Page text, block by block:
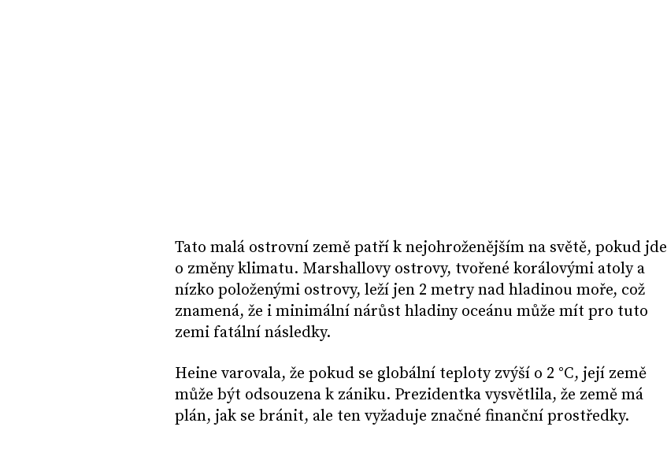
Tato malá ostrovní země patří k nejohroženějším na světě, pokud jde
o změny klimatu. Marshallovy ostrovy, tvořené korálovými atoly a
nízko položenými ostrovy, leží jen 2 metry nad hladinou moře, což
znamená, že i minimální nárůst hladiny oceánu může mít pro tuto
zemi fatální následky.
Heine varovala, že pokud se globální teploty zvýší o 2 °C, její země
může být odsouzena k zániku. Prezidentka vysvětlila, že země má
plán, jak se bránit, ale ten vyžaduje značné finanční prostředky.